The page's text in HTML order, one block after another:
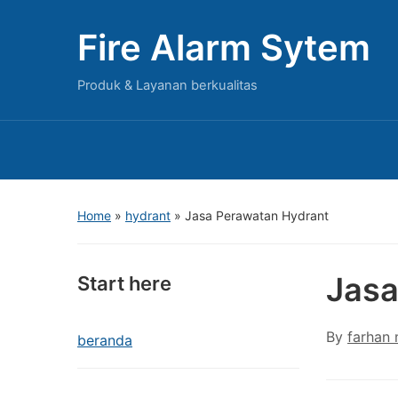
Fire Alarm Sytem
Produk & Layanan berkualitas
Home » hydrant » Jasa Perawatan Hydrant
Start here
beranda By farhan